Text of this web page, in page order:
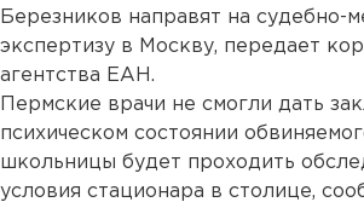
Березников направят на судебно-
экспертизу в Москву, передает
агентства ЕАН.
Пермские врачи не смогли дать
психическом состоянии
школьницы будет проходить
условия стационара в столице,